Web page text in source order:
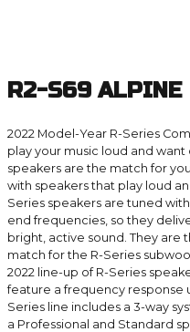
R2-S69 ALPINE
2022 Model-Year R-Series
play your music loud and
speakers are the match for
with speakers that play loud
Series speakers are tuned
end frequencies, so they
bright, active sound. They
match for the R-Series
2022 line-up of R-Series
feature a frequency response
Series line includes a 3-way
a Professional and Standard